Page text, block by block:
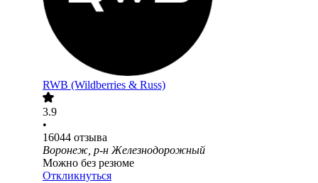
RWB (Wildberries & Russ)
3.9
•
16044 отзыва
Воронеж, р-н Железнодорожный
Можно без резюме
Откликнуться